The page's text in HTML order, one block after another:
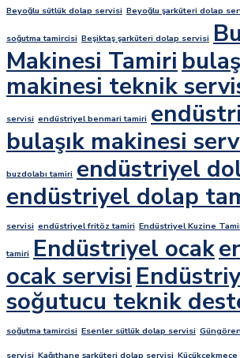
Beyoğlu sütlük dolap servisi Beyoğlu şarküteri dolap
soğutma tamircisi Beşiktaş şarküteri dolap servisi
Makinesi Tamiri
makinesi teknik
servisi endüstriyel benmari tamiri
bulaşık makinesi
buzdolabı tamiri endüstriyel
endüstriyel dolap
servisi endüstriyel fritöz tamiri Endüstriyel Kuzine
tamiri Endüstriyel ocak
ocak servisi
soğutucu teknik
soğutma tamircisi Esenler sütlük dolap servisi
servisi Kağıthane şarküteri dolap servisi